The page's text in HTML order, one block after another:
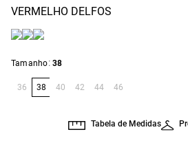
VERMELHO DELFOS
Tamanho: 38
36 38 40 42 44 46
Tabela de Medidas